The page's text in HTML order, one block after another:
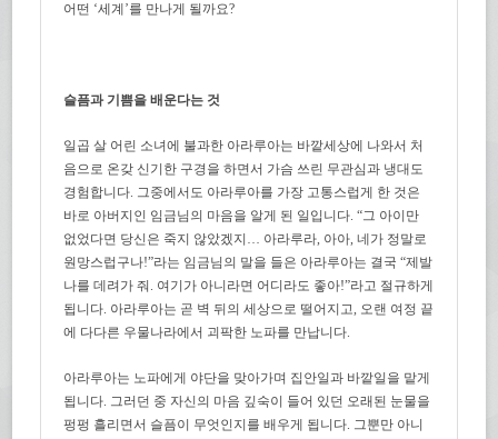
어떤 ‘세계’를 만나게 될까요?
슬픔과 기쁨을 배운다는 것
일곱 살 어린 소녀에 불과한 아라루아는 바깥세상에 나와서 처
음으로 온갖 신기한 구경을 하면서 가슴 쓰린 무관심과 냉대도
경험합니다. 그중에서도 아라루아를 가장 고통스럽게 한 것은
바로 아버지인 임금님의 마음을 알게 된 일입니다. “그 아이만
없었다면 당신은 죽지 않았겠지… 아라루라, 아아, 네가 정말로
원망스럽구나!”라는 임금님의 말을 들은 아라루아는 결국 “제발
나를 데려가 줘. 여기가 아니라면 어디라도 좋아!”라고 절규하게
됩니다. 아라루아는 곧 벽 뒤의 세상으로 떨어지고, 오랜 여정 끝
에 다다른 우물나라에서 괴팍한 노파를 만납니다.
아라루아는 노파에게 야단을 맞아가며 집안일과 바깥일을 맡게
됩니다. 그러던 중 자신의 마음 깊숙이 들어 있던 오래된 눈물을
펑펑 흘리면서 슬픔이 무엇인지를 배우게 됩니다. 그뿐만 아니